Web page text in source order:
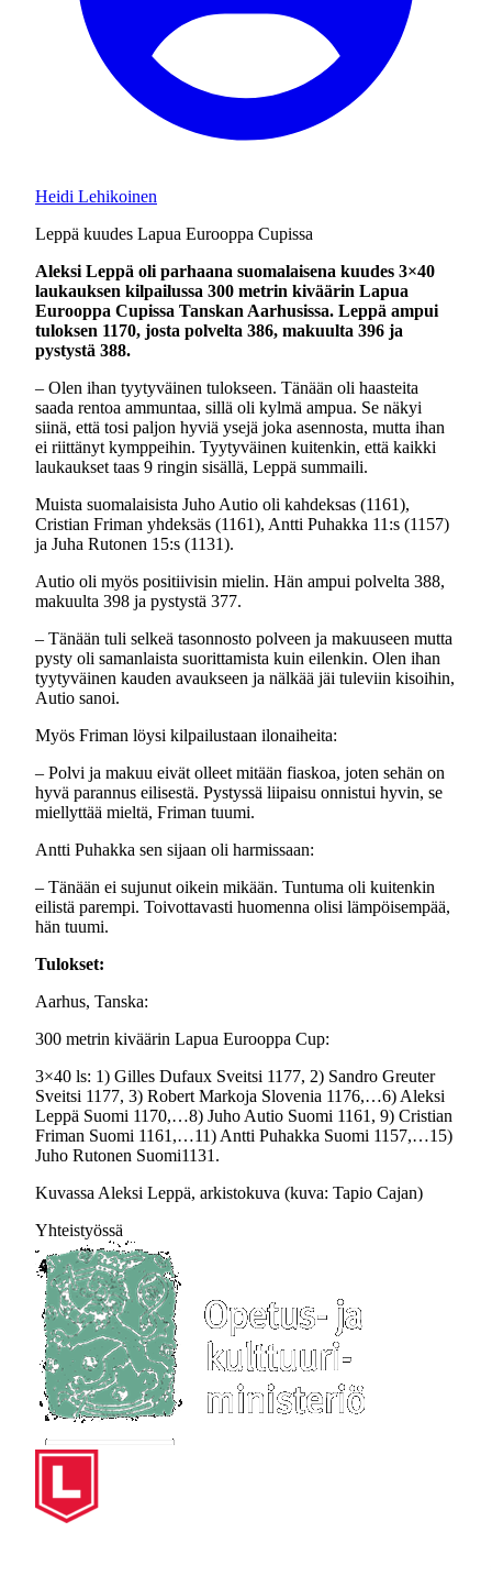
Heidi Lehikoinen
Leppä kuudes Lapua Eurooppa Cupissa
Aleksi Leppä oli parhaana suomalaisena kuudes 3×40
laukauksen kilpailussa 300 metrin kiväärin Lapua
Eurooppa Cupissa Tanskan Aarhusissa. Leppä ampui
tuloksen 1170, josta polvelta 386, makuulta 396 ja
pystystä 388.
– Olen ihan tyytyväinen tulokseen. Tänään oli haasteita
saada rentoa ammuntaa, sillä oli kylmä ampua. Se näkyi
siinä, että tosi paljon hyviä ysejä joka asennosta, mutta ihan
ei riittänyt kymppeihin. Tyytyväinen kuitenkin, että kaikki
laukaukset taas 9 ringin sisällä, Leppä summaili.
Muista suomalaisista Juho Autio oli kahdeksas (1161),
Cristian Friman yhdeksäs (1161), Antti Puhakka 11:s (1157)
ja Juha Rutonen 15:s (1131).
Autio oli myös positiivisin mielin. Hän ampui polvelta 388,
makuulta 398 ja pystystä 377.
– Tänään tuli selkeä tasonnosto polveen ja makuuseen mutta
pysty oli samanlaista suorittamista kuin eilenkin. Olen ihan
tyytyväinen kauden avaukseen ja nälkää jäi tuleviin kisoihin,
Autio sanoi.
Myös Friman löysi kilpailustaan ilonaiheita:
– Polvi ja makuu eivät olleet mitään fiaskoa, joten sehän on
hyvä parannus eilisestä. Pystyssä liipaisu onnistui hyvin, se
miellyttää mieltä, Friman tuumi.
Antti Puhakka sen sijaan oli harmissaan:
– Tänään ei sujunut oikein mikään. Tuntuma oli kuitenkin
eilistä parempi. Toivottavasti huomenna olisi lämpöisempää,
hän tuumi.
Tulokset:
Aarhus, Tanska:
300 metrin kiväärin Lapua Eurooppa Cup:
3×40 ls: 1) Gilles Dufaux Sveitsi 1177, 2) Sandro Greuter
Sveitsi 1177, 3) Robert Markoja Slovenia 1176,…6) Aleksi
Leppä Suomi 1170,…8) Juho Autio Suomi 1161, 9) Cristian
Friman Suomi 1161,…11) Antti Puhakka Suomi 1157,…15)
Juho Rutonen Suomi1131.
Kuvassa Aleksi Leppä, arkistokuva (kuva: Tapio Cajan)
Yhteistyössä